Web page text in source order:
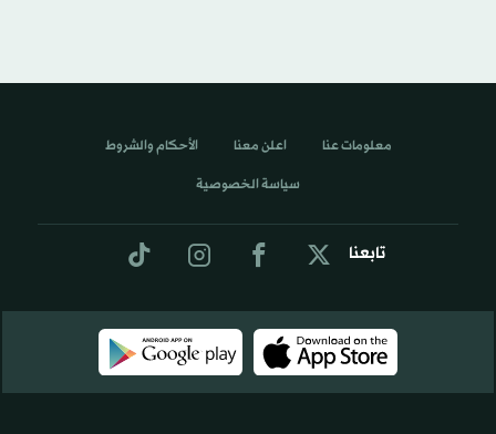
تابعنا
معلومات عنا اعلن معنا الأحكام والشروط
سياسة الخصوصية